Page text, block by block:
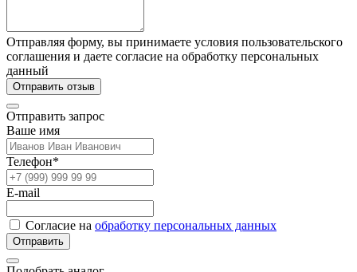
Отправляя форму, вы принимаете условия пользовательского
соглашения и даете согласие на обработку персональных
данный
Отправить отзыв
Отправить запрос
Ваше имя
Телефон*
E-mail
Согласие на обработку персональных данных
Отправить